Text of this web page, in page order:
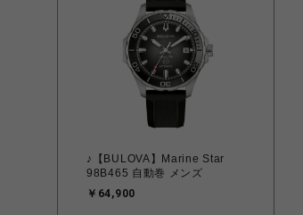
♪【BULOVA】Marine Star
98B465 自動巻 メンズ
￥64,900